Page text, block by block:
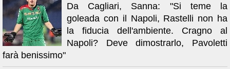
Da Cagliari, Sanna: "Si teme la
goleada con il Napoli, Rastelli non ha
la fiducia dell'ambiente. Cragno al
Napoli? Deve dimostrarlo, Pavoletti
farà benissimo"